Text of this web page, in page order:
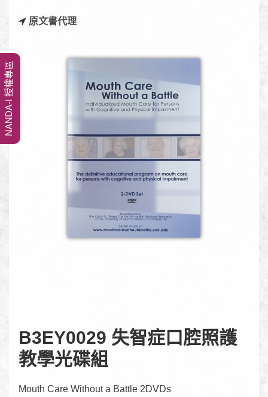
原文書代理
B3EY0029 失智症口腔照護
教學光碟組
Mouth Care Without a Battle 2DVDs
NANDA-I 授權專區